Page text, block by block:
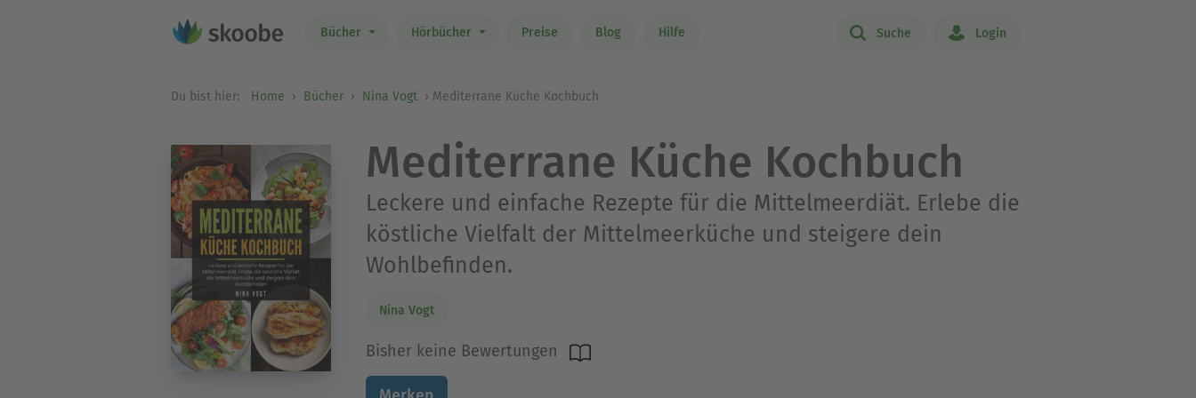
Bücher Hörbücher Preise Blog Hilfe Suche Login
Du bist hier: Home Bücher Nina Vogt Mediterrane Küche Kochbuch
Mediterrane Küche Kochbuch
Leckere und einfache Rezepte für die Mittelmeerdiät. Erlebe die
köstliche Vielfalt der Mittelmeerküche und steigere dein
Wohlbefinden.
Nina Vogt
Bisher keine Bewertungen